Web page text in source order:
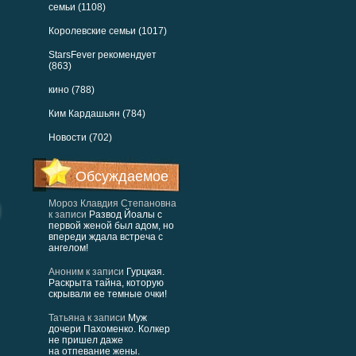
семьи (1108)
Королевские семьи (1017)
StarsFever рекомендует
(863)
кино (788)
Ким Кардашьян (784)
Новости (702)
Обсуждаемое
Мороз Клавдия Степановна
к записи Развод Йоалы с
первой женой был адом, но
впереди ждала встреча с
ангелом!
Аноним к записи Гурцкая.
Раскрыта тайна, которую
скрывали ее темные очки!
Татьяна к записи Муж
дочери Пахоменко. Колкер
не пришел даже
на отпевание жены.